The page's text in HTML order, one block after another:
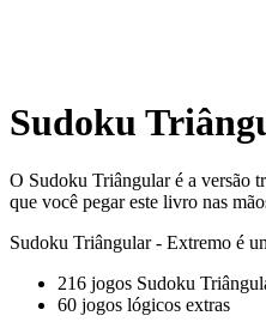
Sudoku
O Sudoku Triângular é a versão
que você pegar este livro nas
Sudoku Triângular - Extremo é
216 jogos Sudoku
60 jogos lógicos extras